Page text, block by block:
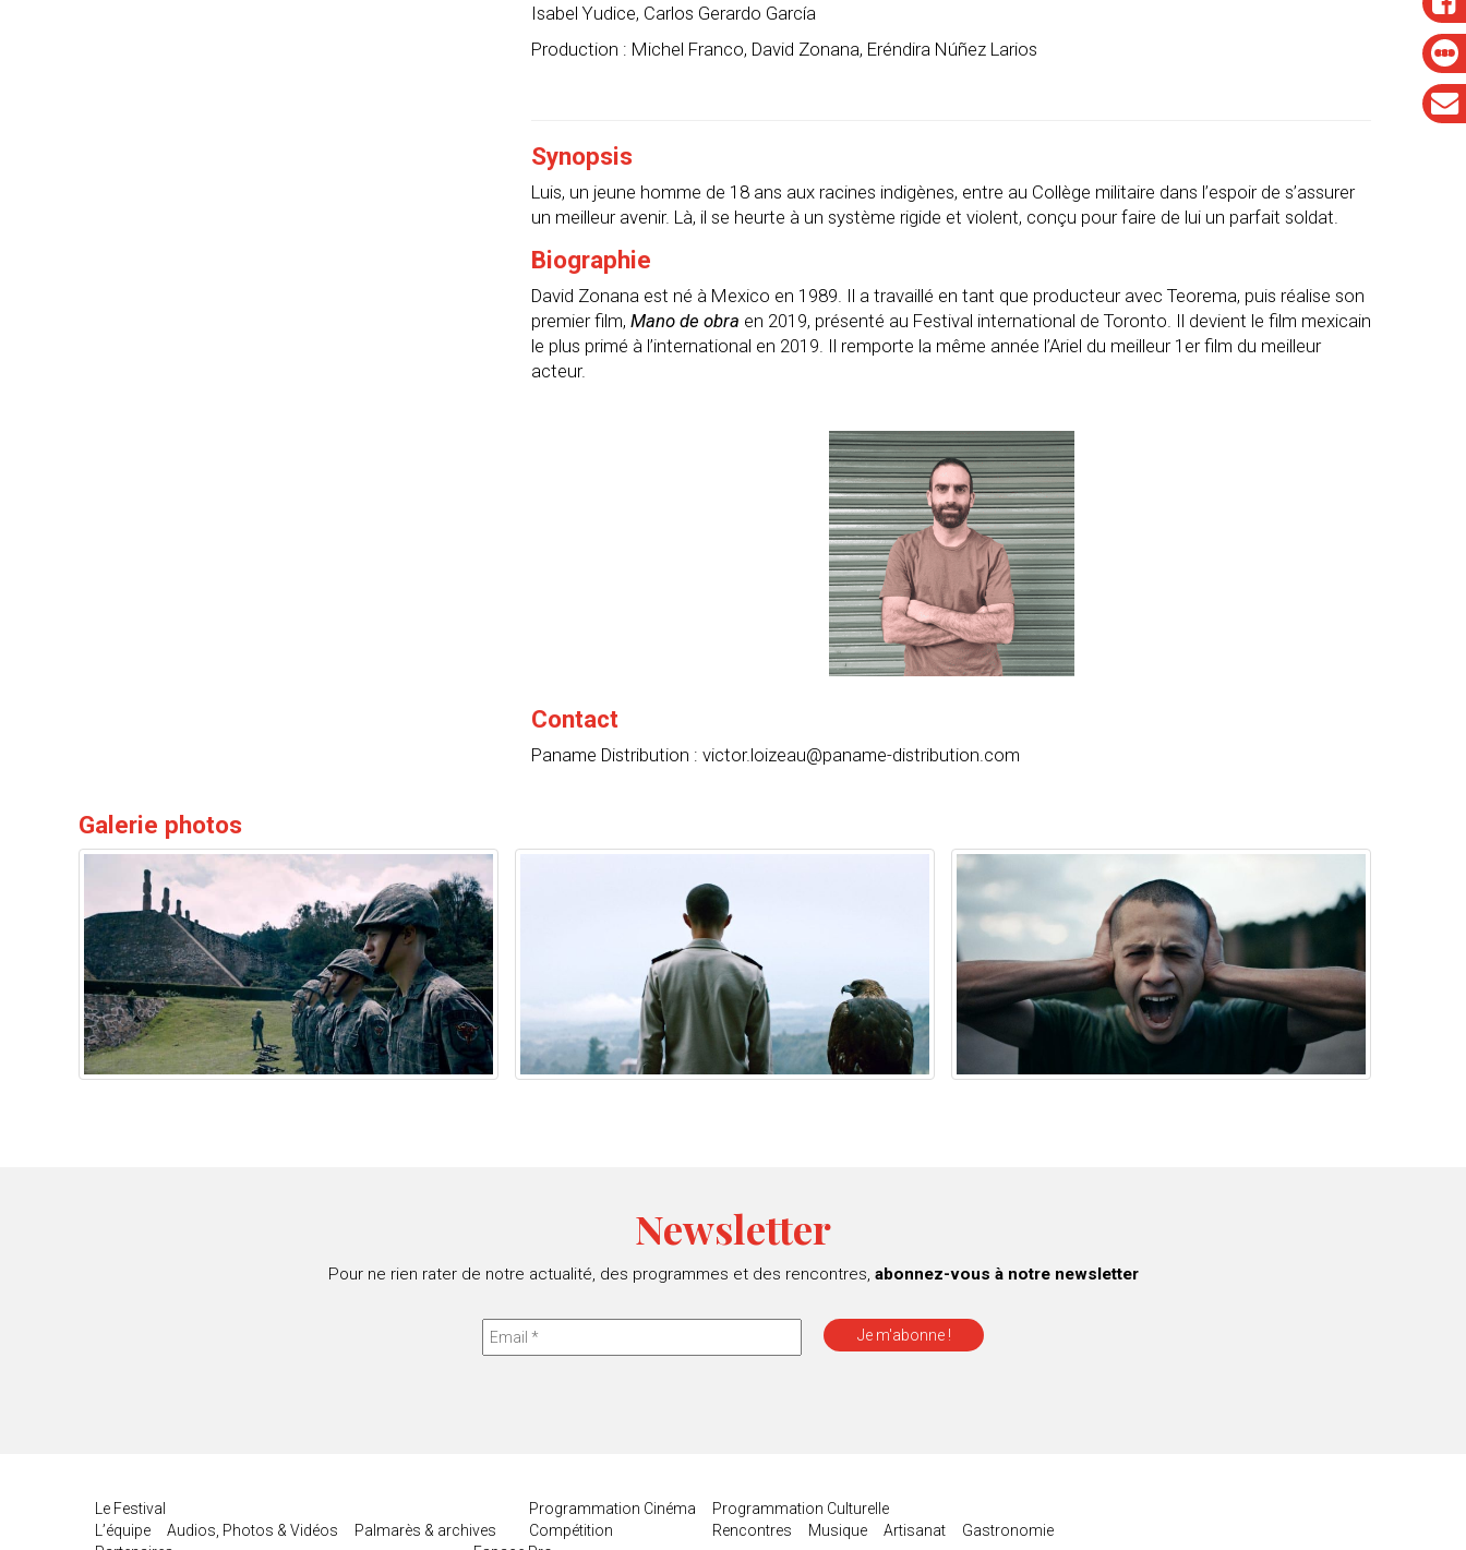
Isabel Yudice, Carlos Gerardo García
Production : Michel Franco, David Zonana, Eréndira Núñez Larios
Synopsis
Luis, un jeune homme de 18 ans aux racines indigènes, entre au Collège militaire dans l’espoir de s’assurer
un meilleur avenir. Là, il se heurte à un système rigide et violent, conçu pour faire de lui un parfait soldat.
Biographie
David Zonana est né à Mexico en 1989. Il a travaillé en tant que producteur avec Teorema, puis réalise son
premier film, Mano de obra en 2019, présenté au Festival international de Toronto. Il devient le film mexicain
le plus primé à l’international en 2019. Il remporte la même année l’Ariel du meilleur 1er film du meilleur
acteur.
Contact
Paname Distribution : victor.loizeau@paname-distribution.com
Galerie photos
Newsletter
Pour ne rien rater de notre actualité, des programmes et des rencontres, abonnez-vous à notre newsletter
Le Festival
L’équipe
Audios, Photos & Vidéos Palmarès & archives
Programmation Cinéma
Compétition
Programmation Culturelle
Rencontres
Musique Artisanat
Gastronomie